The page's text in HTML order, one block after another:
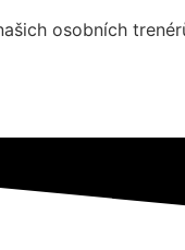
osobních